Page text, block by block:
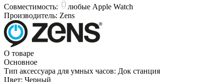
Совместимость:
любые Apple Watch
Производитель: Zens
О товаре
Основное
Тип аксессуара для умных часов: Док станция
Цвет: Черный